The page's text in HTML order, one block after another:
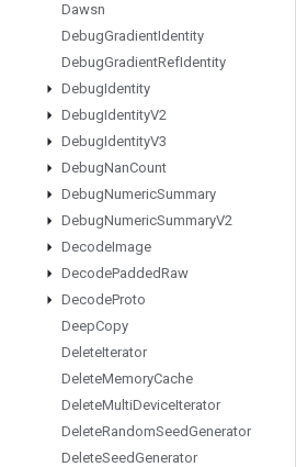
Dawsn
DebugGradientIdentity
DebugGradientRefIdentity
DebugIdentity
DebugIdentityV2
DebugIdentityV3
DebugNanCount
DebugNumericSummary
DebugNumericSummaryV2
DecodeImage
DecodePaddedRaw
DecodeProto
DeepCopy
DeleteIterator
DeleteMemoryCache
DeleteMultiDeviceIterator
DeleteRandomSeedGenerator
DeleteSeedGenerator